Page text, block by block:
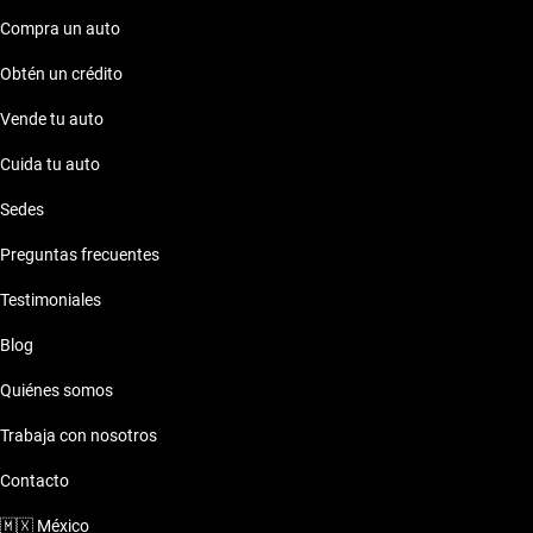
Compra un auto
Obtén un crédito
Vende tu auto
Cuida tu auto
Sedes
Preguntas frecuentes
Testimoniales
Blog
Quiénes somos
Trabaja con nosotros
Contacto
🇲🇽 México